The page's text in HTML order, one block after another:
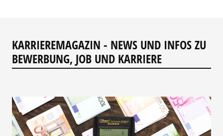
KARRIEREMAGAZIN - NEWS UND INFOS ZU
BEWERBUNG, JOB UND KARRIERE